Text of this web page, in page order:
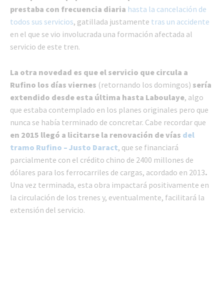
prestaba con frecuencia diaria hasta la cancelación de
todos sus servicios, gatillada justamente tras un accidente
en el que se vio involucrada una formación afectada al
servicio de este tren.
La otra novedad es que el servicio que circula a
Rufino los días viernes (retornando los domingos) sería
extendido desde esta última hasta Laboulaye, algo
que estaba contemplado en los planes originales pero que
nunca se había terminado de concretar. Cabe recordar que
en 2015 llegó a licitarse la renovación de vías del
tramo Rufino – Justo Daract, que se financiará
parcialmente con el crédito chino de 2400 millones de
dólares para los ferrocarriles de cargas, acordado en 2013.
Una vez terminada, esta obra impactará positivamente en
la circulación de los trenes y, eventualmente, facilitará la
extensión del servicio.